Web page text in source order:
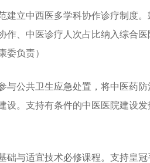
建立中西医多学科协作诊疗制度
、中医诊疗人次占比纳入综合
委负责）
与公共卫生应急处置，将中医药
。支持有条件的中医医院建设
础与适宜技术必修课程。支持皇